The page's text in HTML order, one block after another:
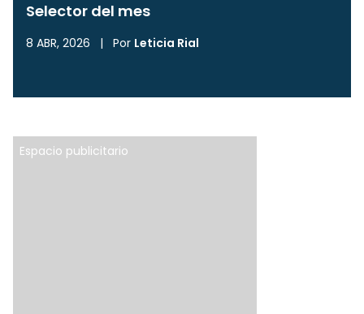
Selector del mes
8 ABR, 2026 | Por Leticia Rial
Espacio publicitario